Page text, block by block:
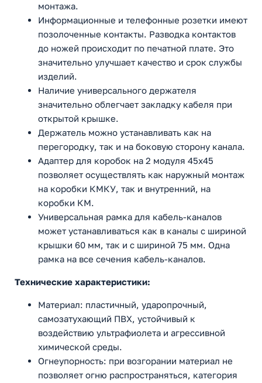
монтажа.
Информационные и телефонные розетки имеют
позолоченные контакты. Разводка контактов
до ножей происходит по печатной плате. Это
значительно улучшает качество и срок службы
изделий.
Наличие универсального держателя
значительно облегчает закладку кабеля при
открытой крышке.
Держатель можно устанавливать как на
перегородку, так и на боковую сторону канала.
Адаптер для коробок на 2 модуля 45x45
позволяет осуществлять как наружный монтаж
на коробки КМКУ, так и внутренний, на
коробки КМ.
Универсальная рамка для кабель-каналов
может устанавливаться как в каналы с шириной
крышки 60 мм, так и с шириной 75 мм. Одна
рамка на все сечения кабель-каналов.
Технические характеристики:
Материал: пластичный, ударопрочный,
самозатухающий ПВХ, устойчивый к
воздействию ультрафиолета и агрессивной
химической среды.
Огнеупорность: при возгорании материал не
позволяет огню распространяться, категория